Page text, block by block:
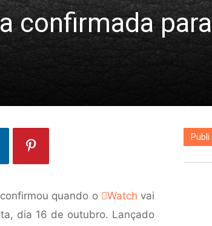
confirmada para
quando o Watch vai
dia 16 de outubro. Lançado
Publi